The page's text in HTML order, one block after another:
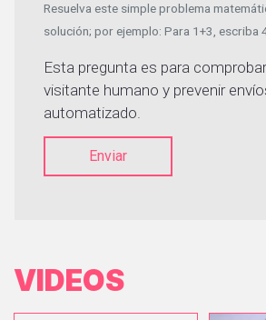
Resuelva este simple problema
solución; por ejemplo: Para 1+3, escriba
Esta pregunta es para
visitante humano y prevenir
automatizado.
Enviar
VIDEOS